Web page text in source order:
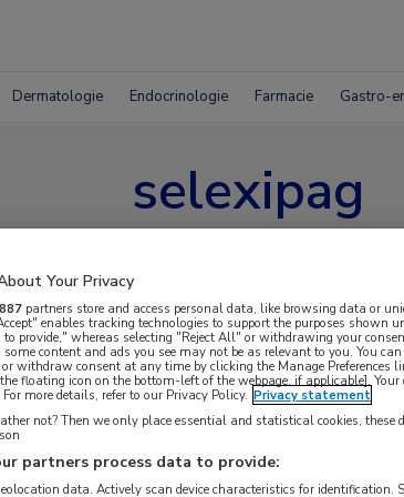
Dermatologie Endocrinologie Farmacie Gastro-
selexipag
Your Privacy
887 partners store and access personal data, like browsing data or
enables tracking technologies to support the purposes shown
to provide," whereas selecting "Reject All" or withdrawing your
some content and ads you see may not be as relevant to you. You
or withdraw consent at any time by clicking the Manage Preferences
floating icon on the bottom-left of the webpage, if applicable].
more details, refer to our Privacy Policy. Privacy statement
not? Then we only place essential and statistical cookies, these
partners process data to provide:
data. Actively scan device characteristics for identification.